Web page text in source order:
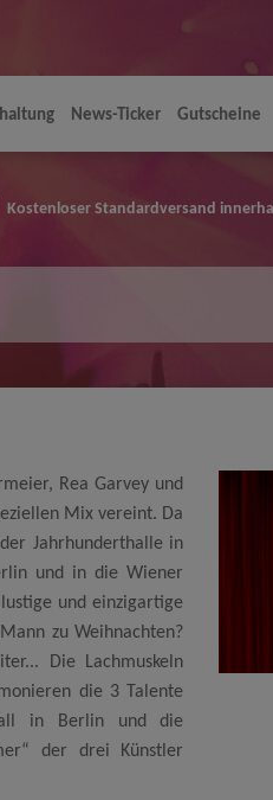
News-Ticker Gutscheine
Kostenloser Standardversand
Rea Garvey und
Mix vereint. Da
Jahrhunderthalle in
und in die Wiener
und einzigartige
zu Weihnachten?
Die Lachmuskeln
die 3 Talente
in Berlin und die
der drei Künstler